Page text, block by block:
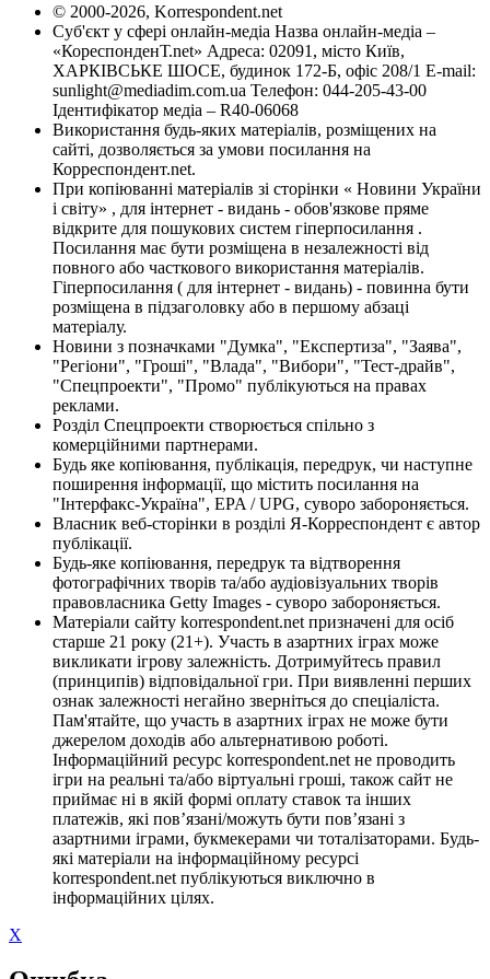
© 2000-2026, Korrespondent.net
Суб'єкт у сфері онлайн-медіа Назва онлайн-медіа –
«КореспонденТ.net» Адреса: 02091, місто Київ,
ХАРКІВСЬКЕ ШОСЕ, будинок 172-Б, офіс 208/1 E-mail:
sunlight@mediadim.com.ua Телефон: 044-205-43-00
Ідентифікатор медіа – R40-06068
Використання будь-яких матеріалів, розміщених на
сайті, дозволяється за умови посилання на
Корреспондент.net.
При копіюванні матеріалів зі сторінки « Новини України
і світу» , для інтернет - видань - обов'язкове пряме
відкрите для пошукових систем гіперпосилання .
Посилання має бути розміщена в незалежності від
повного або часткового використання матеріалів.
Гіперпосилання ( для інтернет - видань) - повинна бути
розміщена в підзаголовку або в першому абзаці
матеріалу.
Новини з позначками "Думка", "Експертиза", "Заява",
"Регіони", "Гроші", "Влада", "Вибори", "Тест-драйв",
"Спецпроекти", "Промо" публікуються на правах
реклами.
Розділ Спецпроекти створюється спільно з
комерційними партнерами.
Будь яке копіювання, публікація, передрук, чи наступне
поширення інформації, що містить посилання на
"Інтерфакс-Україна", EPA / UPG, суворо забороняється.
Власник веб-сторінки в розділі Я-Корреспондент є автор
публікації.
Будь-яке копіювання, передрук та відтворення
фотографічних творів та/або аудіовізуальних творів
правовласника Getty Images - суворо забороняється.
Матеріали сайту korrespondent.net призначені для осіб
старше 21 року (21+). Участь в азартних іграх може
викликати ігрову залежність. Дотримуйтесь правил
(принципів) відповідальної гри. При виявленні перших
ознак залежності негайно зверніться до спеціаліста.
Пам'ятайте, що участь в азартних іграх не може бути
джерелом доходів або альтернативою роботі.
Інформаційний ресурс korrespondent.net не проводить
ігри на реальні та/або віртуальні гроші, також сайт не
приймає ні в якій формі оплату ставок та інших
платежів, які пов’язані/можуть бути пов’язані з
азартними іграми, букмекерами чи тоталізаторами. Будь-
які матеріали на інформаційному ресурсі
korrespondent.net публікуються виключно в
інформаційних цілях.
X